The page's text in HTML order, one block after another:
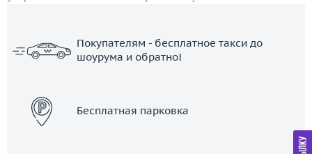
Покупателям - бесплатное такси до
шоурума и обратно!
Бесплатная парковка